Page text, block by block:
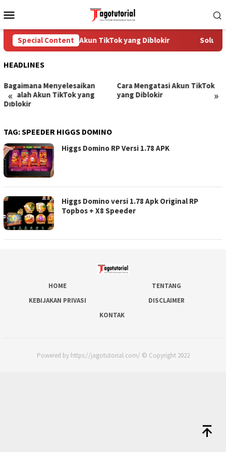
to
Menu
Special Content
Cara Mengatasi Akun TikTok yang Diblokir Solusi
HEADLINES
« »
Bagaimana Menyelesaikan
Masalah Akun TikTok yang
Diblokir
Cara Mengatasi Akun TikTok
yang Diblokir
TAG:SPEEDER HIGGS DOMINO
Higgs Domino RP Versi 1.78 APK
Higgs Domino versi 1.78 Apk Original RP
Topbos + X8 Speeder
HOME
TENTANG
KEBIJAKAN PRIVASI
DISCLAIMER
KONTAK
Powered by https://jagotutorial.com/ © Copyright 2022